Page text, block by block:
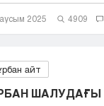
2025 4909
айт
ШАЛУДАҒЫ